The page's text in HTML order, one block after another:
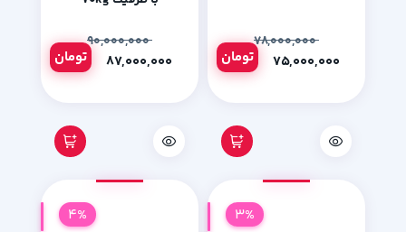
۷۸,۰۰۰,۰۰۰
تومان
۹۰,۰۰۰,۰۰۰
تومان
3%
4%